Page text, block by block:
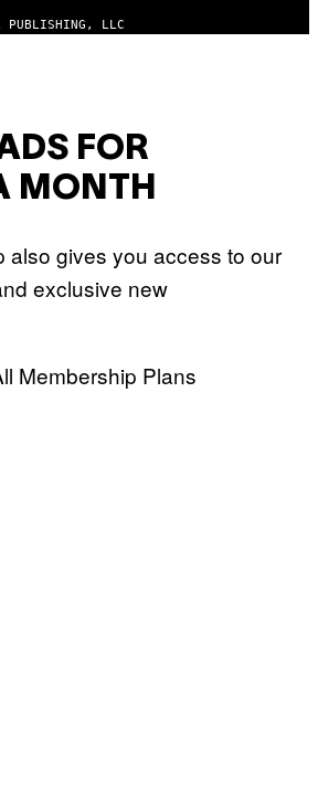
LLC
FOR
MONTH
also gives you access to our
exclusive new
Membership Plans